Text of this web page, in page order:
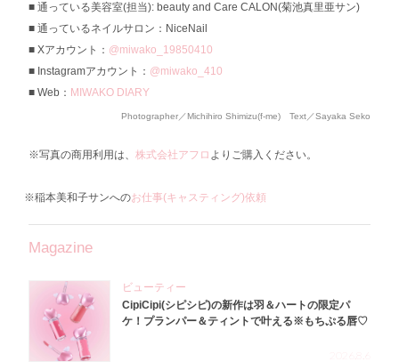
通っている美容室(担当): beauty and Care CALON(菊池真里亜サン)
通っているネイルサロン：NiceNail
Xアカウント： @miwako_19850410
Instagramアカウント： @miwako_410
Web： MIWAKO DIARY
Photographer／Michihiro Shimizu(f-me) Text／Sayaka Seko
※写真の商用利用は、 株式会社アフロ よりご購入ください。
※稲本美和子サンへのお仕事(キャスティング)依頼
Magazine
ビューティー
CipiCipi(シピシピ)の新作は羽＆ハートの限定パ
ケ！プランパー＆ティントで叶える※もちぷる唇♡